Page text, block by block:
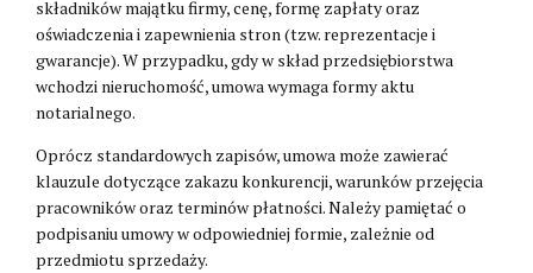
składników majątku firmy, cenę, formę zapłaty oraz
oświadczenia i zapewnienia stron (tzw. reprezentacje i
gwarancje). W przypadku, gdy w skład przedsiębiorstwa
wchodzi nieruchomość, umowa wymaga formy aktu
notarialnego.
Oprócz standardowych zapisów, umowa może zawierać
klauzule dotyczące zakazu konkurencji, warunków przejęcia
pracowników oraz terminów płatności. Należy pamiętać o
podpisaniu umowy w odpowiedniej formie, zależnie od
przedmiotu sprzedaży.